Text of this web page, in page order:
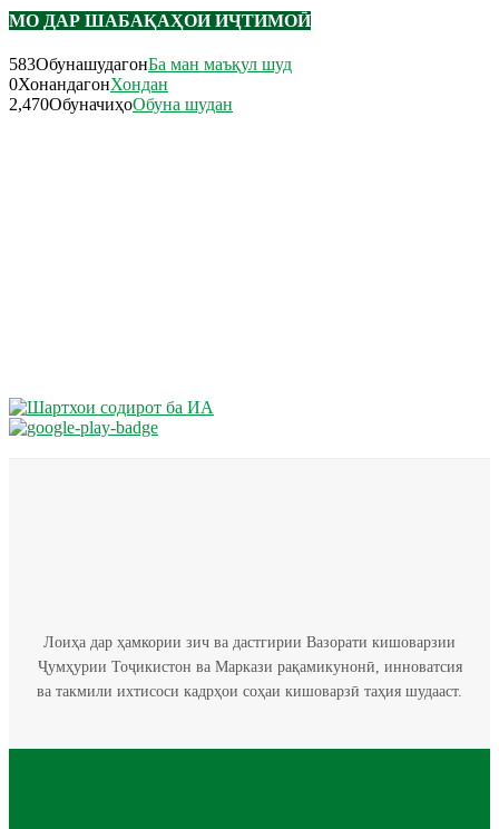
МО ДАР ШАБАҚАҲОИ ИҶТИМОӢ
583ОбунашудагонБа ман маъқул шуд
0ХонандагонХондан
2,470ОбуначиҳоОбуна шудан
Лоиҳа дар ҳамкории зич ва дастгирии Вазорати кишоварзии
Ҷумҳурии Тоҷикистон ва Маркази рақамикунонӣ, инноватсия
ва такмили ихтисоси кадрҳои соҳаи кишоварзӣ таҳия шудааст.